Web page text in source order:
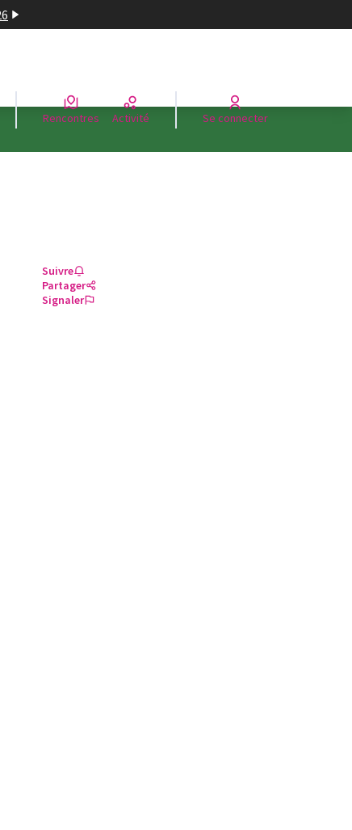
Rencontres Activité Se connecter
Suivre
Partager
Signaler